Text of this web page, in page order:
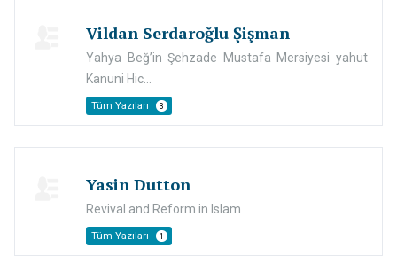
Vildan Serdaroğlu Şişman
Yahya Beğ’in Şehzade Mustafa Mersiyesi yahut
Kanuni Hic...
Tüm Yazıları 3
Yasin Dutton
Revival and Reform in Islam
Tüm Yazıları 1